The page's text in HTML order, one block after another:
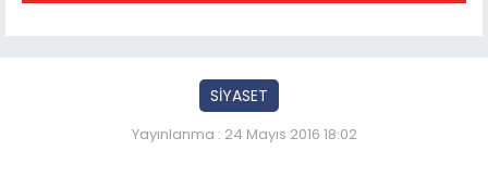
SİYASET
Yayınlanma : 24 Mayıs 2016 18:02